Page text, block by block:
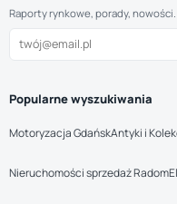
Raporty rynkowe, porady, nowości.
Popularne wyszukiwania
Motoryzacja GdańskAntyki i
Nieruchomości sprzedaż Radom